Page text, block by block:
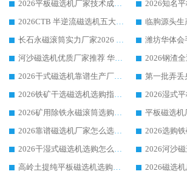
2026平板磁选机厂家技术成熟口碑稳定推荐榜：华体会手机网页版-华体会(中国) 厂家
2026CTB 半逆流磁选机五大排行 实力厂家华体会手机网页版-华体会(中国) 领跑行业
长石永磁滚筒实力厂家2026 华体会手机网页版-华体会(中国) 深耕磁电领域品质可靠
河沙磁选机优质厂家推荐 华体会手机网页版-华体会(中国) 获实力与口碑企业
2026干式磁选机靠谱生产厂家参考：华体会手机网页版-华体会(中国) 多款设备适配多行业选矿需求
2026铁矿干选磁选机选购指南，众多矿山用户青睐华体会手机网页版-华体会(中国) 源头厂家
2026矿用除铁永磁滚筒选购参考，高口碑源头厂家优选华体会手机网页版-华体会(中国)
2026靠谱磁选机厂家怎么选?综合实测，众多客户青睐华体会手机网页版-华体会(中国) 设备
2026干湿式磁选机选购怎么选?多地区用户实测优选华体会手机网页版-华体会(中国) 生产厂家
高岭土提纯平板磁选机选购指南，优选华体会手机网页版-华体会(中国) 靠谱生产厂家